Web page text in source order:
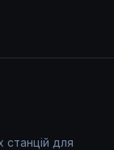
станцій для